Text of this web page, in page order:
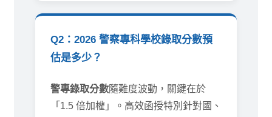
Q2：2026 警察專科學校錄取分數預
估是多少？
警專錄取分數隨難度波動，關鍵在於
「1.5 倍加權」。高效函授特別針對國、